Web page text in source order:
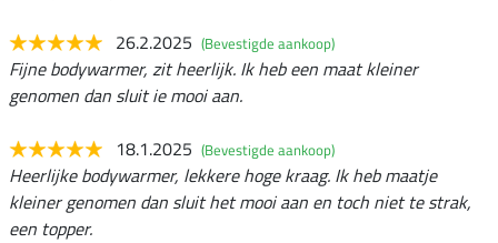
26.2.2025 (Bevestigde aankoop)
Fijne bodywarmer, zit heerlijk. Ik heb een maat kleiner
genomen dan sluit ie mooi aan.
18.1.2025 (Bevestigde aankoop)
Heerlijke bodywarmer, lekkere hoge kraag. Ik heb maatje
kleiner genomen dan sluit het mooi aan en toch niet te strak,
een topper.